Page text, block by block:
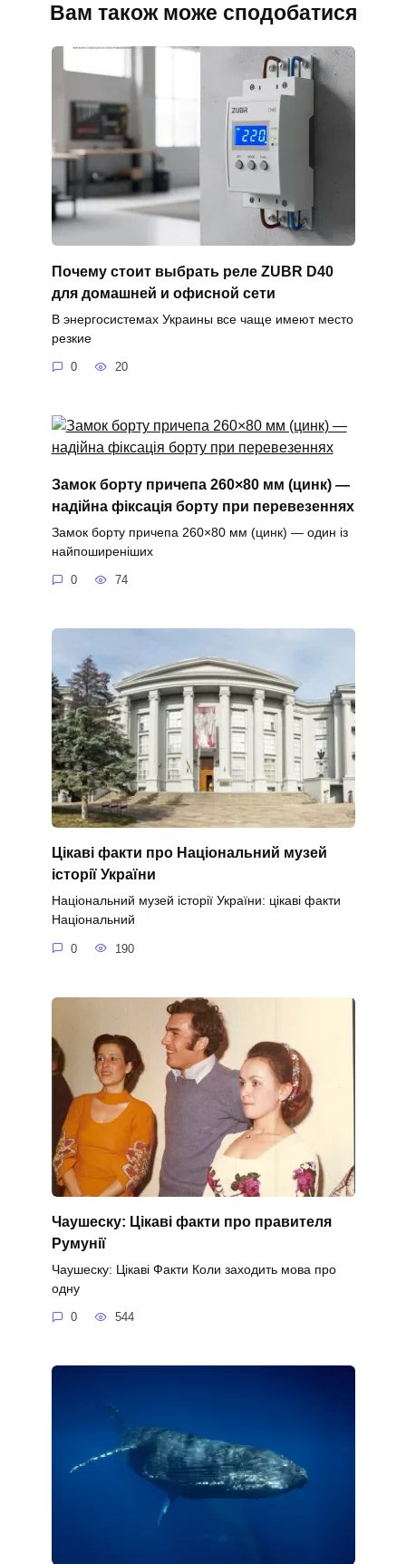
Вам також може сподобатися
Почему стоит выбрать реле ZUBR D40
для домашней и офисной сети
В энергосистемах Украины все чаще имеют место
резкие
0 20
Замок борту причепа 260×80 мм (цинк) —
надійна фіксація борту при перевезеннях
Замок борту причепа 260×80 мм (цинк) — один із
найпоширеніших
0 74
Цікаві факти про Національний музей
історії України
Національний музей історії України: цікаві факти
Національний
0 190
Чаушеску: Цікаві факти про правителя
Румунії
Чаушеску: Цікаві Факти Коли заходить мова про
одну
0 544